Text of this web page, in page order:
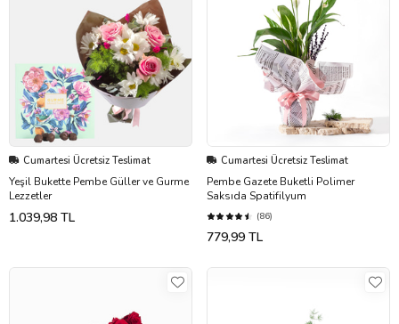
Cumartesi Ücretsiz Teslimat
Yeşil Bukette Pembe Güller ve Gurme
Lezzetler
1.039,98 TL
Cumartesi Ücretsiz Teslimat
Pembe Gazete Buketli Polimer
Saksıda Spatifilyum
(86)
779,99 TL